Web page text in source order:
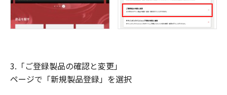
3.「ご登録製品の確認と変更」
ページで「新規製品登録」を選択